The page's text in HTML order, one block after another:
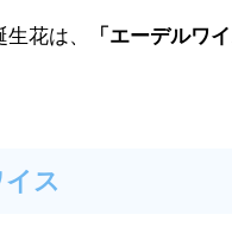
花は、 「エーデルワ
ス